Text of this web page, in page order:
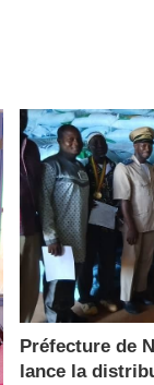
Préfecture de
lance la